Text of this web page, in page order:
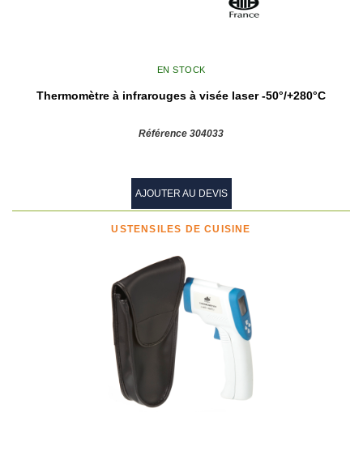
EN STOCK
Thermomètre à infrarouges à visée laser -50°/+280°C
Référence 304033
AJOUTER AU DEVIS
USTENSILES DE CUISINE